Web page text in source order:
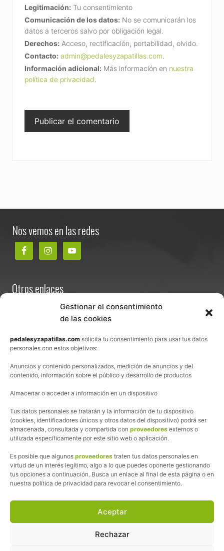
Gestionar el consentimiento
de las cookies
pedalesyzapatillas.com solicita tu consentimiento para usar tus datos
personales con estos objetivos:
Anuncios y contenido personalizados, medición de anuncios y del
contenido, información sobre el público y desarrollo de productos
Almacenar o acceder a información en un dispositivo
Tus datos personales se tratarán y la información de tu dispositivo
(cookies, identificadores únicos y otros datos del dispositivo) podrá ser
almacenada, consultada y compartida con proveedores externos o
utilizada específicamente por este sitio web o aplicación.
Es posible que algunos proveedores traten tus datos personales en
virtud de un interés legítimo, algo a lo que puedes oponerte gestionando
tus opciones a continuación. Busca un enlace al final de esta página o en
nuestra política de privacidad para revocar el consentimiento.
Aceptar
Rechazar
Legitimación: Tu consentimiento
Comunicación de los datos: No se comunicarán los
datos a terceros salvo por obligación legal.
Derechos: Acceso, rectificación, portabilidad, olvido.
Contacto: admin@pedalesyzapatillas.com.
Información adicional: Más información en nuestra
política de privacidad.
Nos vemos en las redes
Otros enlaces
Términos y condiciones de venta
Política de privacidad
Política de cookies
Afiliación
La web de Pedalesyzapatillas utiliza programas de afiliación.
¿Qué significa esto?
Cuando recomiendo algún producto, pongo enlaces a tiendas
online que utilizo y, por cada compra que realizas, me llevo
una comisión sin que a ti te cueste más dinero.
Esas comisiones me permiten seguir manteniendo esta web,
las inscripciones a muchas de las marchas para después
Siempre escribo sobre productos y tiendas que he probado